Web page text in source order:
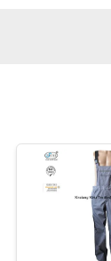
PRIVACY
POLICY